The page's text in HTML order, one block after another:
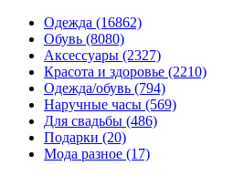
Одежда (16862)
Обувь (8080)
Аксессуары (2327)
Красота и здоровье (2210)
Одежда/обувь (794)
Наручные часы (569)
Для свадьбы (486)
Подарки (20)
Мода разное (17)